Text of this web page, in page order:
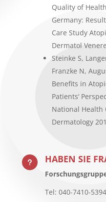
Quality of
Germany:
Care Study
Dermatol
Steinke S,
Franzke N,
Benefits in
Patients‘
National Health
Dermatology
u HABEN SIE
Tel: 040-7410-